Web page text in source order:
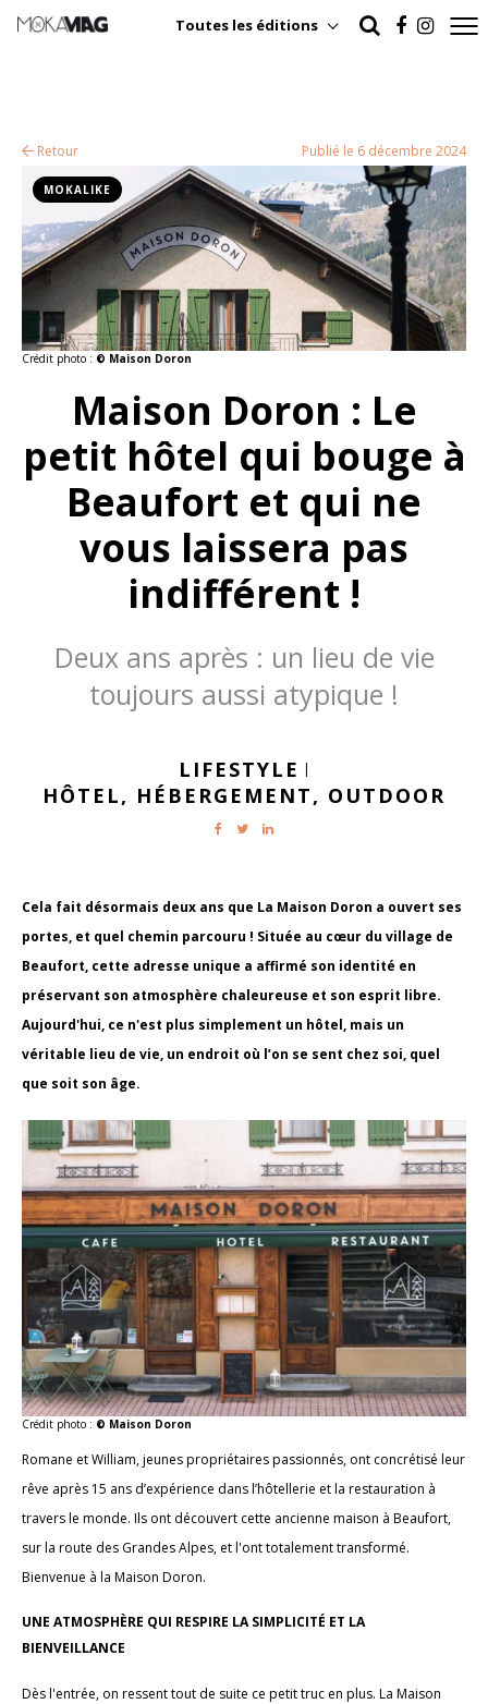
Toutes les éditions
Retour Publié le 6 décembre 2024
Crédit photo : © Maison Doron
MOKALIKE
Maison Doron : Le
petit hôtel qui bouge à
Beaufort et qui ne
vous laissera pas
indifférent !
Deux ans après : un lieu de vie
toujours aussi atypique !
LIFESTYLE |
HÔTEL, HÉBERGEMENT, OUTDOOR
Cela fait désormais deux ans que La Maison Doron a ouvert ses
portes, et quel chemin parcouru ! Située au cœur du village de
Beaufort, cette adresse unique a affirmé son identité en
préservant son atmosphère chaleureuse et son esprit libre.
Aujourd'hui, ce n'est plus simplement un hôtel, mais un
véritable lieu de vie, un endroit où l’on se sent chez soi, quel
que soit son âge.
Crédit photo : © Maison Doron
Romane et William, jeunes propriétaires passionnés, ont concrétisé leur
rêve après 15 ans d’expérience dans l’hôtellerie et la restauration à
travers le monde. Ils ont découvert cette ancienne maison à Beaufort,
sur la route des Grandes Alpes, et l'ont totalement transformé.
Bienvenue à la Maison Doron.
UNE ATMOSPHÈRE QUI RESPIRE LA SIMPLICITÉ ET LA
BIENVEILLANCE
Dès l'entrée, on ressent tout de suite ce petit truc en plus. La Maison